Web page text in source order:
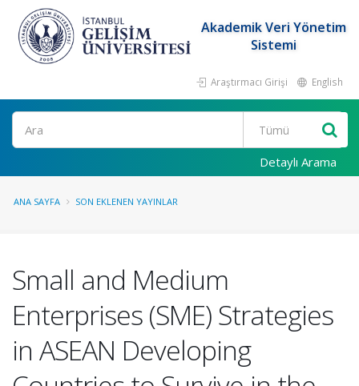
Akademik Veri Yönetim
Sistemi
Araştırmacı Girişi English
Ara
Detaylı Arama
ANA SAYFA SON EKLENEN YAYINLAR
Small and Medium
Enterprises (SME) Strategies
in ASEAN Developing